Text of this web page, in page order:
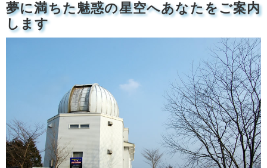
夢に満ちた魅惑の星空へあなたをご案内
します